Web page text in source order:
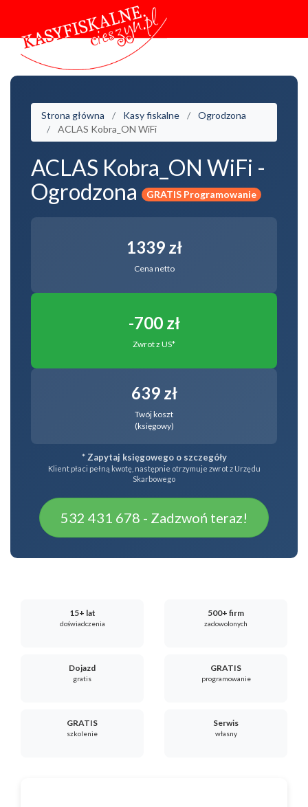
Strona główna Kasy fiskalne
Ogrodzona
ACLAS Kobra_ON WiFi
ACLAS Kobra_ON WiFi -
Ogrodzona
GRATIS Programowanie
1339 zł
Cena netto
-700 zł
Zwrot z US*
639 zł
Twój koszt
(księgowy)
* Zapytaj księgowego o szczegóły
Klient płaci pełną kwotę, następnie otrzymuje zwrot z Urzędu
Skarbowego
532 431 678 - Zadzwoń teraz!
15+ lat
doświadczenia
500+ firm
zadowolonych
Dojazd
gratis
GRATIS
programowanie
GRATIS
szkolenie
Serwis
własny